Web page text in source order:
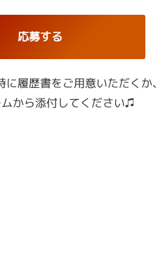
応募する
履歴書をご用意いただくか、
から添付してください♫